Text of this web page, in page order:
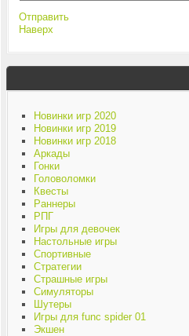
Отправить
Наверх
Новинки игр 2020
Новинки игр 2019
Новинки игр 2018
Аркады
Гонки
Головоломки
Квесты
Раннеры
РПГ
Игры для девочек
Настольные игры
Спортивные
Стратегии
Страшные игры
Симуляторы
Шутеры
Игры для func spider 01
Экшен